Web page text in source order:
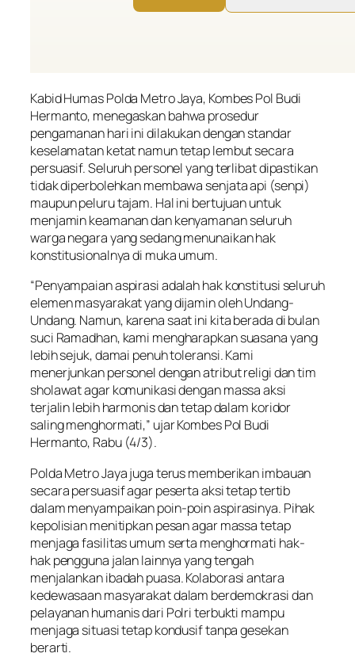
Kabid Humas Polda Metro Jaya, Kombes Pol Budi
Hermanto, menegaskan bahwa prosedur
pengamanan hari ini dilakukan dengan standar
keselamatan ketat namun tetap lembut secara
persuasif. Seluruh personel yang terlibat dipastikan
tidak diperbolehkan membawa senjata api (senpi)
maupun peluru tajam. Hal ini bertujuan untuk
menjamin keamanan dan kenyamanan seluruh
warga negara yang sedang menunaikan hak
konstitusionalnya di muka umum.
“Penyampaian aspirasi adalah hak konstitusi seluruh
elemen masyarakat yang dijamin oleh Undang-
Undang. Namun, karena saat ini kita berada di bulan
suci Ramadhan, kami mengharapkan suasana yang
lebih sejuk, damai penuh toleransi. Kami
menerjunkan personel dengan atribut religi dan tim
sholawat agar komunikasi dengan massa aksi
terjalin lebih harmonis dan tetap dalam koridor
saling menghormati,” ujar Kombes Pol Budi
Hermanto, Rabu (4/3).
Polda Metro Jaya juga terus memberikan imbauan
secara persuasif agar peserta aksi tetap tertib
dalam menyampaikan poin-poin aspirasinya. Pihak
kepolisian menitipkan pesan agar massa tetap
menjaga fasilitas umum serta menghormati hak-
hak pengguna jalan lainnya yang tengah
menjalankan ibadah puasa. Kolaborasi antara
kedewasaan masyarakat dalam berdemokrasi dan
pelayanan humanis dari Polri terbukti mampu
menjaga situasi tetap kondusif tanpa gesekan
berarti.